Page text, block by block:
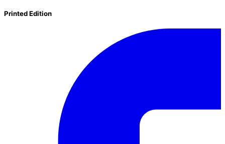
Printed Edition